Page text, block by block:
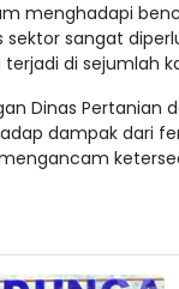
menghadapi
sektor sangat
di sejumlah
Dinas Pertanian
dampak dari